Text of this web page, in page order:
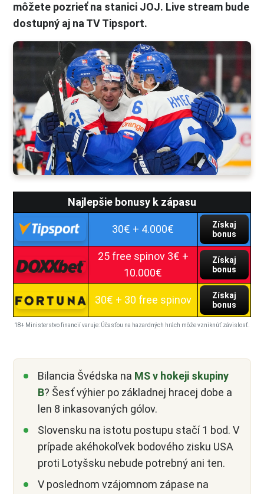
môžete pozrieť na stanici JOJ. Live stream bude
dostupný aj na TV Tipsport.
Najlepšie bonusy k zápasu
30€ + 4.000€
Získaj
bonus
25 free spinov 3€ +
10.000€
Získaj
bonus
30€ + 30 free spinov
Získaj
bonus
18+ Ministerstvo financií varuje: Účasťou na hazardných hrách môže vzniknúť závislosť.
Bilancia Švédska na MS v hokeji skupiny
B? Šesť výhier po základnej hracej dobe a
len 8 inkasovaných gólov.
Slovensku na istotu postupu stačí 1 bod. V
prípade akéhokoľvek bodového zisku USA
proti Lotyšsku nebude potrebný ani ten.
V poslednom vzájomnom zápase na